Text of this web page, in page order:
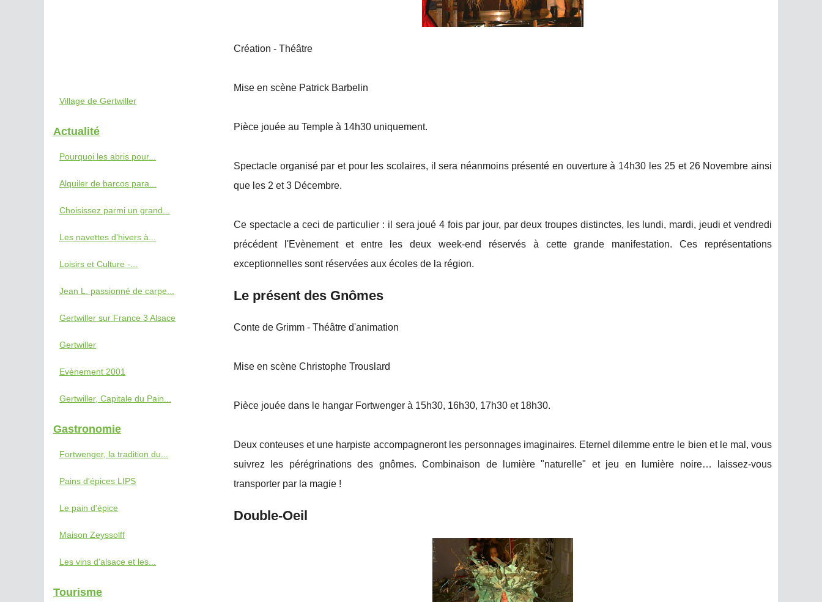
Création - Théâtre
Mise en scène Patrick Barbelin
Pièce jouée au Temple à 14h30 uniquement.
Spectacle organisé par et pour les scolaires, il sera néanmoins présenté en ouverture à 14h30 les 25 et 26 Novembre ainsi
que les 2 et 3 Décembre.
Ce spectacle a ceci de particulier : il sera joué 4 fois par jour, par deux troupes distinctes, les lundi, mardi, jeudi et vendredi
précédent l'Evènement et entre les deux week-end réservés à cette grande manifestation. Ces représentations
exceptionnelles sont réservées aux écoles de la région.
Le présent des Gnômes
Conte de Grimm - Théâtre d'animation
Mise en scène Christophe Trouslard
Pièce jouée dans le hangar Fortwenger à 15h30, 16h30, 17h30 et 18h30.
Deux conteuses et une harpiste accompagneront les personnages imaginaires. Eternel dilemme entre le bien et le mal, vous
suivrez les pérégrinations des gnômes. Combinaison de lumière "naturelle" et jeu en lumière noire… laissez-vous
transporter par la magie !
Double-Oeil
Village de Gertwiller
Actualité
Pourquoi les abris pour...
Alquiler de barcos para...
Choisissez parmi un grand...
Les navettes d'hivers à...
Loisirs et Culture -...
Jean L. passionné de carpe...
Gertwiller sur France 3 Alsace
Gertwiller
Evènement 2001
Gertwiller, Capitale du Pain...
Gastronomie
Fortwenger, la tradition du...
Pains d'épices LIPS
Le pain d'épice
Maison Zeyssolff
Les vins d'alsace et les...
Tourisme